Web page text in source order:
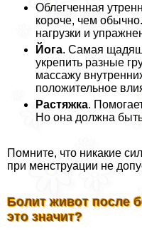
Облегченная
короче, чем
нагрузки и
Йога. Самая
укрепить разные
массажу
положительное
Растяжка.
Но она должна
Помните, что никакие
при мeнcтpуации не
Болит живот после
это значит?